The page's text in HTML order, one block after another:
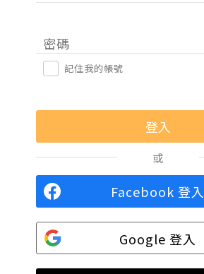
密碼
記住我的帳號
或
Facebook 登入
Google 登入